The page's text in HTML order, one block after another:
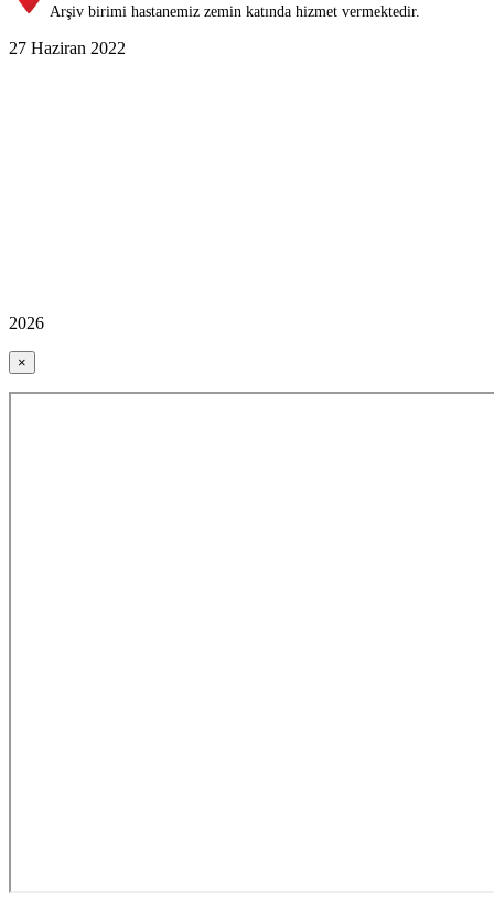
Arşiv birimi hastanemiz zemin katında hizmet vermektedir.
27 Haziran 2022
2026
×